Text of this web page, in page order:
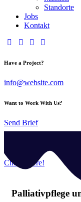
Standorte
Jobs
Kontakt
Have a Project?
info@website.com
Want to Work With Us?
Send Brief
Check Here!
Palliativpflege